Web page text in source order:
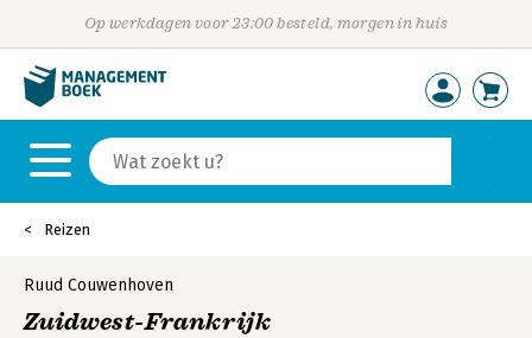
Op werkdagen voor 23:00 besteld, morgen in huis
Reizen
Ruud Couwenhoven
Zuidwest-Frankrijk